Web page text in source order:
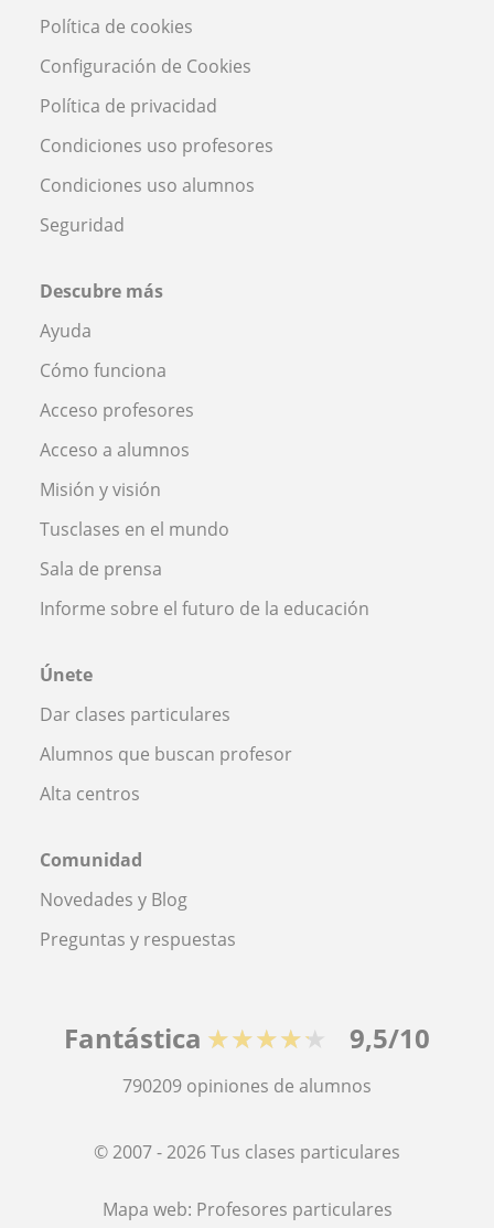
Política de cookies
Configuración de Cookies
Política de privacidad
Condiciones uso profesores
Condiciones uso alumnos
Seguridad
Descubre más
Ayuda
Cómo funciona
Acceso profesores
Acceso a alumnos
Misión y visión
Tusclases en el mundo
Sala de prensa
Informe sobre el futuro de la educación
Únete
Dar clases particulares
Alumnos que buscan profesor
Alta centros
Comunidad
Novedades y Blog
Preguntas y respuestas
Fantástica ★★★★★ 9,5/10
790209 opiniones de alumnos
© 2007 - 2026 Tus clases particulares
Mapa web: Profesores particulares